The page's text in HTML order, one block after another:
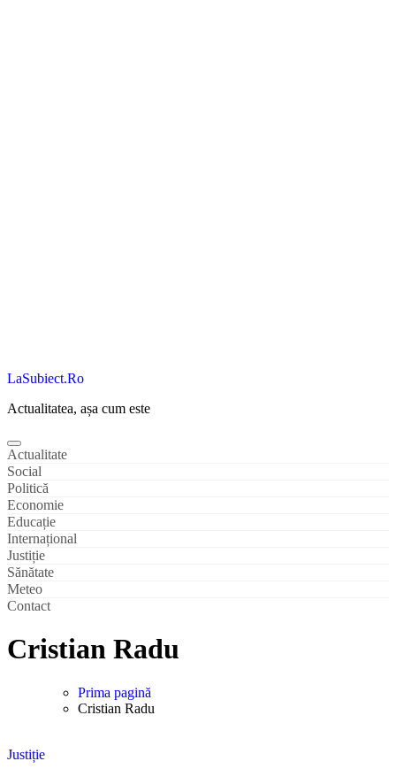
LaSubiect.Ro
Actualitatea, așa cum este
Actualitate
Social
Politică
Economie
Educație
Internațional
Justiție
Sănătate
Meteo
Contact
Cristian Radu
Prima pagină
Cristian Radu
Justiție